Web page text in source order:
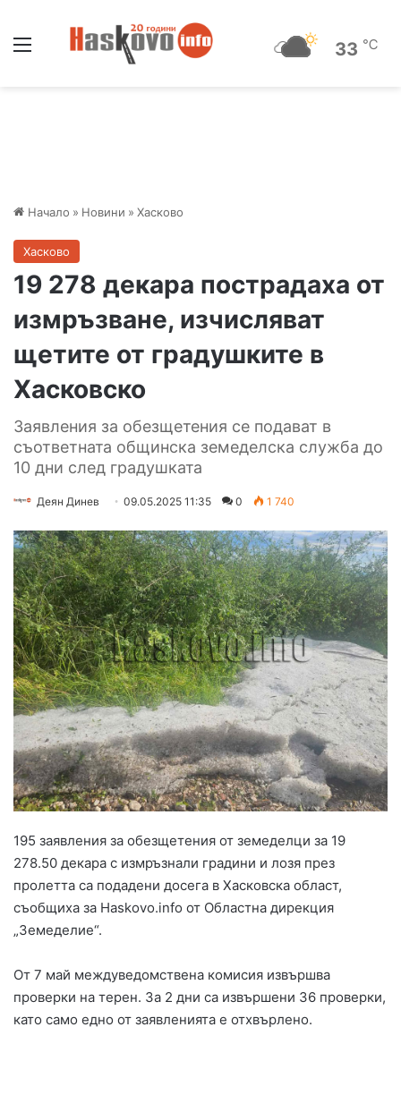
33 ℃
Начало » Новини » Хасково
Хасково
19 278 декара пострадаха от
измръзване, изчисляват
щетите от градушките в
Хасковско
Заявления за обезщетения се подават в
съответната общинска земеделска служба до
10 дни след градушката
Деян Динев 09.05.2025 11:35 0 1 740
195 заявления за обезщетения от земеделци за 19
278.50 декара с измръзнали градини и лозя през
пролетта са подадени досега в Хасковска област,
съобщиха за Haskovo.info от Областна дирекция
„Земеделие“.
От 7 май междуведомствена комисия извършва
проверки на терен. За 2 дни са извършени 36 проверки,
като само едно от заявленията е отхвърлено.